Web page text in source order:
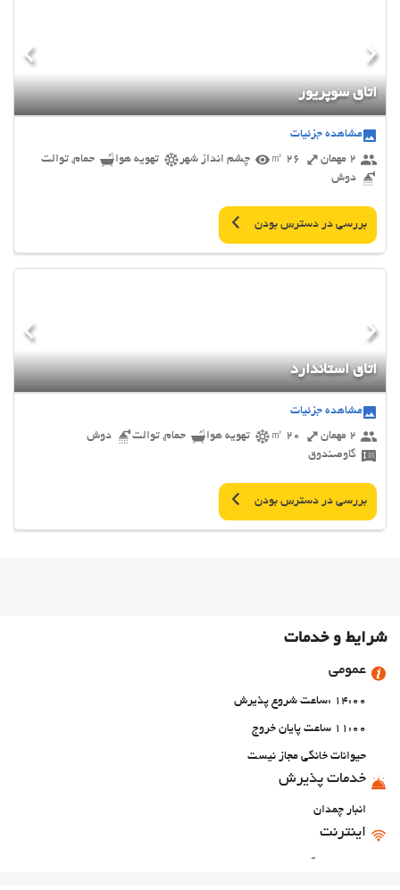
اتاق سوپریور
مشاهده جزئیات
2 مهمان
26 ㎡ چشم انداز شهر تهویه هوا
حمام, توالت
دوش
بررسی در دسترس بودن
اتاق استاندارد
مشاهده جزئیات
2 مهمان
20 ㎡ تهویه هوا حمام, توالت
دوش
گاوصندوق
بررسی در دسترس بودن
شرایط و خدمات
عمومی
14:00 :ساعت شروع پذیرش
11:00 ساعت پایان خروج
حیوانات خانگی مجاز نیست
خدمات پذیرش
انبار چمدان
اینترنت